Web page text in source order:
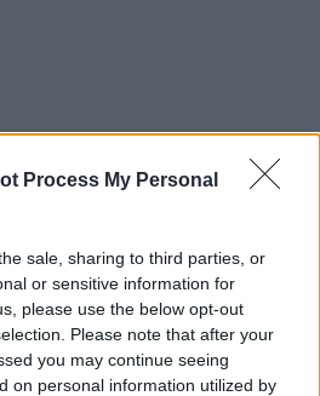
Process My Personal
sale, sharing to third parties, or
or sensitive information for
please use the below opt-out
Please note that after your
you may continue seeing
on personal information utilized by